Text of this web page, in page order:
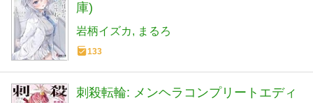
庫)
岩柄イズカ まるろ
133
刺殺転輪: メンヘラコンプリートエディ